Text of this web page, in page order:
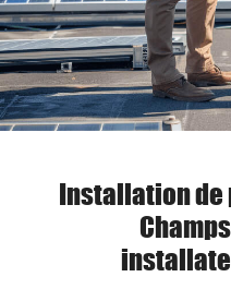
Installation de